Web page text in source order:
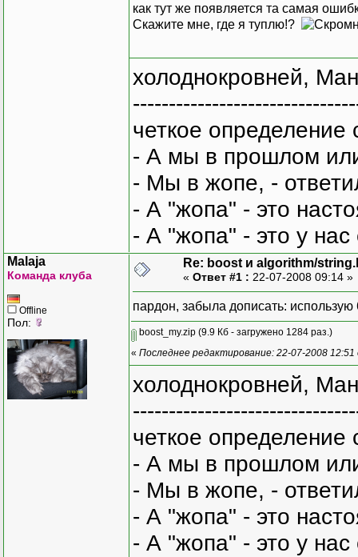
как тут же появляется та самая
Скажите мне, где я туплю!?
холоднокровней,
четкое
- А мы в прошлом
- Мы в жопе, -
- А "жопа" - это
- А "жопа" - это у
Malaja
Команда клуба
Offline
Пол:
Re: boost и algorithm/
« Ответ #1 : 22-07-2008 09:14 »
пардон, забыла дописать:
boost_my.zip (9.9 Кб - загружено 1284 раз.)
« Последнее редактирование: 22-07-2008
холоднокровней,
четкое
- А мы в прошлом
- Мы в жопе, -
- А "жопа" - это
- А "жопа" - это у